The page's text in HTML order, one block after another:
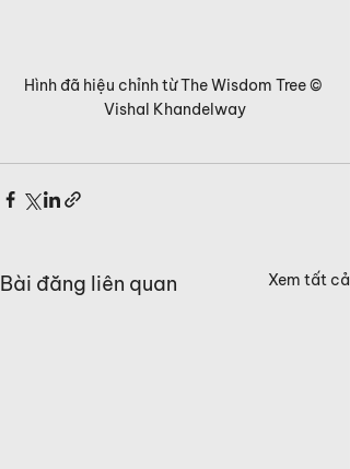
Hình đã hiệu chỉnh từ The Wisdom Tree ©
Vishal Khandelway
Bài đăng liên quan Xem tất cả